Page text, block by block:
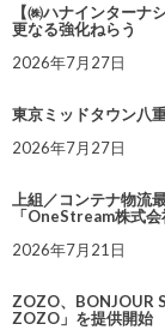
【㈱ハナインター
更なる強化ねらう
2026年7月27日
東京ミッドタウン八
2026年7月27日
上組／コンテナ物流
「OneStream株式
2026年7月21日
ZOZO、BONJOUR
ZOZO」を提供開始